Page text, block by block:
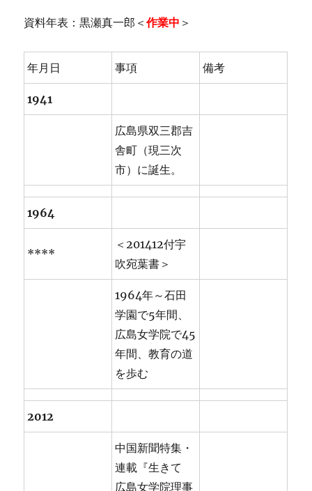
資料年表：黒瀬真一郎＜作業中 ＞
年月日 事項 備考
1941
広島県双三郡吉
舎町（現三次
市）に誕生。
1964
****
＜201412付宇
吹宛葉書＞
1964年～石田
学園で5年間、
広島女学院で45
年間、教育の道
を歩む
2012
中国新聞特集・
連載『生きて
広島女学院理事